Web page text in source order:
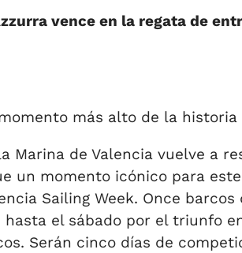
vence en la regata de
más alto de la
Marina de Valencia vuelve a
un momento icónico para
Sailing Week. Once
el sábado por el triunfo
Serán cinco días de